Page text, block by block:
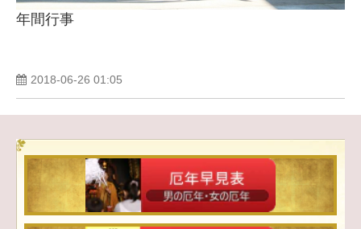
年間行事
2018-06-26 01:05